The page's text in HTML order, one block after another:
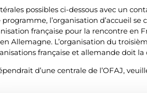
possibles ci-dessous avec un
l’organisation d’accueil se
française pour la rencontre en
Allemagne. L’organisation du
française et allemande doit la
d’une centrale de l’OFAJ,